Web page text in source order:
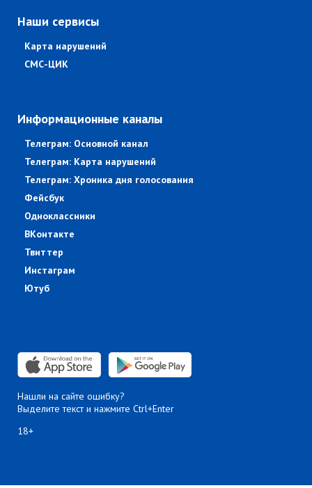
Наши сервисы
Карта нарушений
СМС-ЦИК
Информационные каналы
Телеграм: Основной канал
Телеграм: Карта нарушений
Телеграм: Хроника дня голосования
Фейсбук
Одноклассники
ВКонтакте
Твиттер
Инстаграм
Ютуб
Нашли на сайте ошибку?
Выделите текст и нажмите Ctrl+Enter
18+